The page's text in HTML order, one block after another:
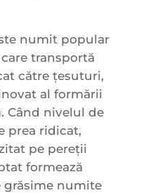
numit popular
care transportă
către țesuturi,
al formării
. Când nivelul de
prea ridicat,
pe pereții
formează
grăsime numite